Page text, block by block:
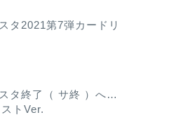
タ2021第7弾カードリ
タ終了（ サ終 ）へ…
トVer.